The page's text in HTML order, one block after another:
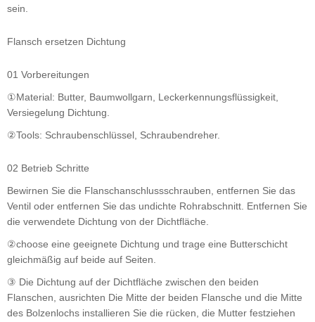
sein.
Flansch ersetzen Dichtung
01 Vorbereitungen
①Material: Butter, Baumwollgarn, Leckerkennungsflüssigkeit,
Versiegelung Dichtung.
②Tools: Schraubenschlüssel, Schraubendreher.
02 Betrieb Schritte
Bewirnen Sie die Flanschanschlussschrauben, entfernen Sie das
Ventil oder entfernen Sie das undichte Rohrabschnitt. Entfernen Sie
die verwendete Dichtung von der Dichtfläche.
②choose eine geeignete Dichtung und trage eine Butterschicht
gleichmäßig auf beide auf Seiten.
③ Die Dichtung auf der Dichtfläche zwischen den beiden
Flanschen, ausrichten Die Mitte der beiden Flansche und die Mitte
des Bolzenlochs installieren Sie die rücken, die Mutter festziehen